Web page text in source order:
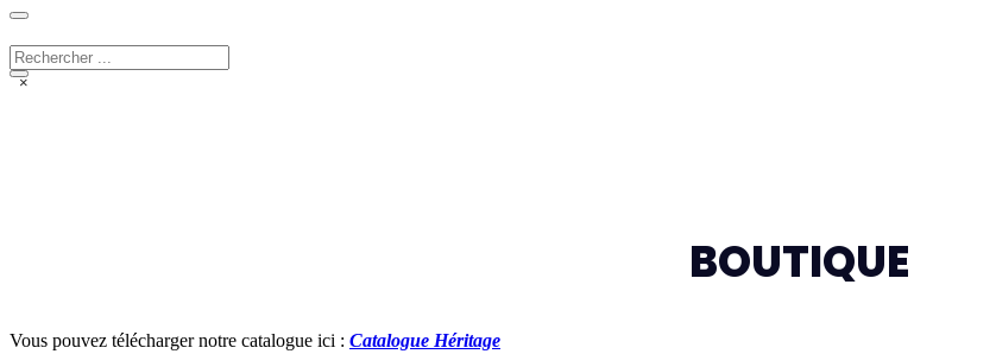
Rechercher
×
BOUTIQUE
Vous pouvez télécharger notre catalogue ici : Catalogue Héritage